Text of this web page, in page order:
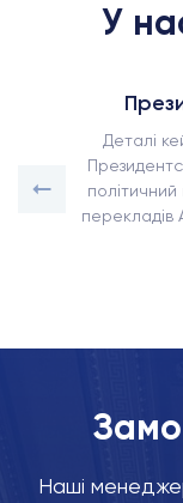
У
Деталі
перекладів
Наші